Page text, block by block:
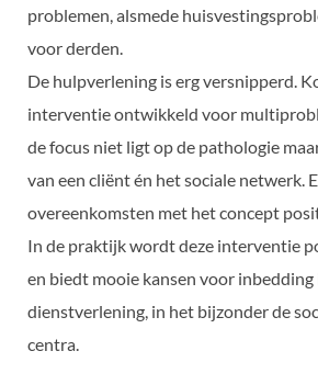
problemen, alsmede
voor derden.
De hulpverlening is erg versnipperd.
interventie ontwikkeld voor
de focus niet ligt op de pathologie
van een cliënt én het sociale netwerk.
overeenkomsten met het concept
In de praktijk wordt deze interventie
en biedt mooie kansen voor inbedding
dienstverlening, in het bijzonder de
centra.